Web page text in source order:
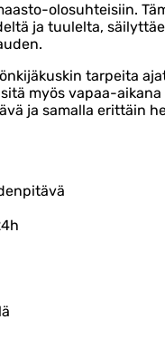
olosuhteisiin.
ja tuulelta,
tarpeita
myös vapaa-aikana
ja samalla erittäin